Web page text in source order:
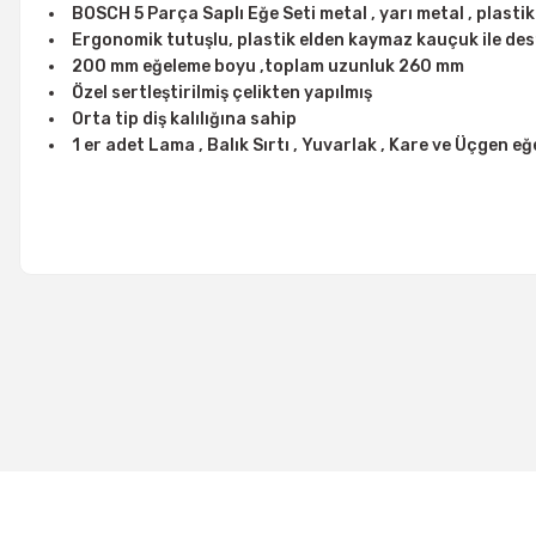
BOSCH 5 Parça Saplı Eğe Seti metal , yarı metal ,
Ergonomik tutuşlu, plastik elden kaymaz kauçuk ile
200 mm eğeleme boyu ,toplam uzunluk 260 mm
Özel sertleştirilmiş çelikten yapılmış
Orta tip diş kalılığına sahip
1 er adet Lama , Balık Sırtı , Yuvarlak , Kare ve Üçgen